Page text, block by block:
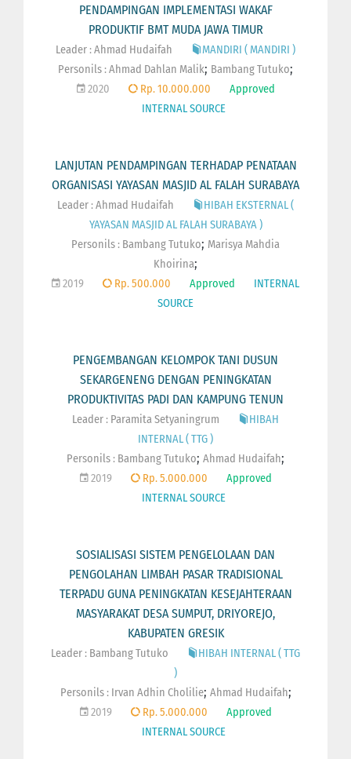
PENDAMPINGAN IMPLEMENTASI WAKAF
PRODUKTIF BMT MUDA JAWA TIMUR
Leader : Ahmad Hudaifah
MANDIRI ( MANDIRI )
Personils :Ahmad Dahlan Malik; Bambang Tutuko;
2020 Rp. 10.000.000
Approved
INTERNAL SOURCE
LANJUTAN PENDAMPINGAN TERHADAP PENATAAN
ORGANISASI YAYASAN MASJID AL FALAH SURABAYA
Leader : Ahmad Hudaifah
HIBAH EKSTERNAL (
YAYASAN MASJID AL FALAH SURABAYA )
Personils : Bambang Tutuko; Marisya Mahdia
Khoirina;
2019 Rp. 500.000 Approved
INTERNAL
SOURCE
PENGEMBANGAN KELOMPOK TANI DUSUN
SEKARGENENG DENGAN PENINGKATAN
PRODUKTIVITAS PADI DAN KAMPUNG TENUN
Leader : Paramita Setyaningrum
HIBAH
INTERNAL ( TTG )
Personils : Bambang Tutuko; Ahmad Hudaifah;
2019 Rp. 5.000.000
Approved
INTERNAL SOURCE
SOSIALISASI SISTEM PENGELOLAAN DAN
PENGOLAHAN LIMBAH PASAR TRADISIONAL
TERPADU GUNA PENINGKATAN KESEJAHTERAAN
MASYARAKAT DESA SUMPUT, DRIYOREJO,
KABUPATEN GRESIK
Leader : Bambang Tutuko
HIBAH INTERNAL ( TTG
)
Personils : Irvan Adhin Cholilie; Ahmad Hudaifah;
2019 Rp. 5.000.000
Approved
INTERNAL SOURCE